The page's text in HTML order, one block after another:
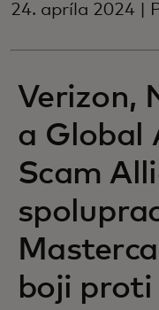
24. apríla 2024 |
Verizon,
a Global
Scam
boji proti